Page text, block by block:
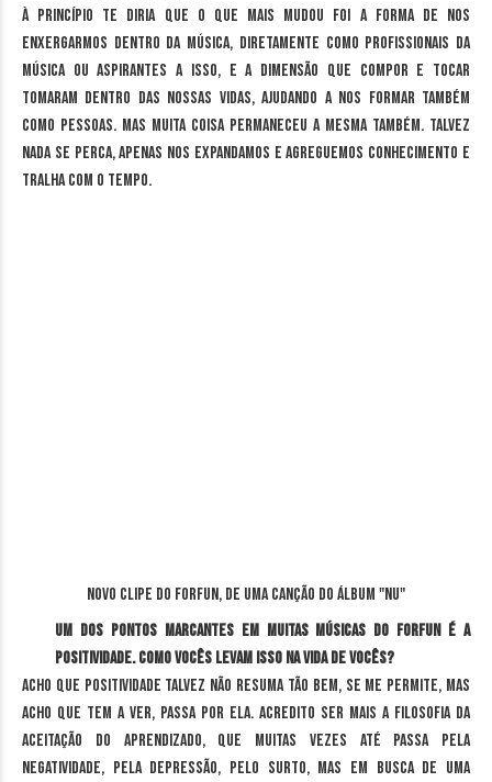
À princípio te diria que o que mais mudou foi a forma de nos
enxergarmos dentro da música, diretamente como profissionais da
música ou aspirantes a isso, e a dimensão que compor e tocar
tomaram dentro das nossas vidas, ajudando a nos formar também
como pessoas. Mas muita coisa permaneceu a mesma também. Talvez
nada se perca, apenas nos expandamos e agreguemos conhecimento e
tralha com o tempo.
Novo clipe do Forfun, de uma canção do álbum "Nu"
Um dos pontos marcantes em muitas músicas do Forfun é a
positividade. Como vocês levam isso na vida de vocês?
Acho que positividade talvez não resuma tão bem, se me permite, mas
acho que tem a ver, passa por ela. Acredito ser mais a filosofia da
aceitação do aprendizado, que muitas vezes até passa pela
negatividade, pela depressão, pelo surto, mas em busca de uma